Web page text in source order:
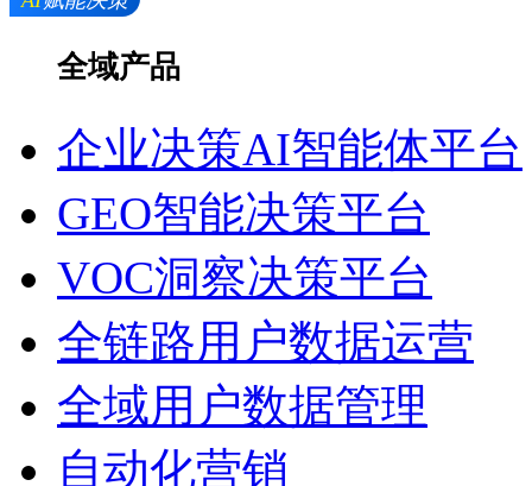
全域产品
企业决策AI智能体平台
GEO智能决策平台
VOC洞察决策平台
全链路用户数据运营
全域用户数据管理
自动化营销